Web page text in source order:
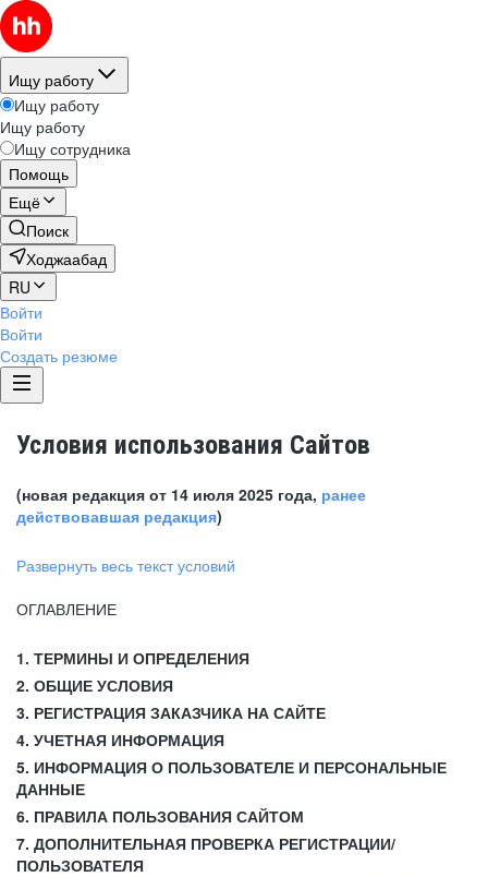
Ищу работу
Ищу работу
Ищу работу
Ищу сотрудника
Помощь
Ещё
Поиск
Ходжаабад
RU
Войти
Войти
Создать резюме
Условия использования Сайтов
(новая редакция от 14 июля 2025 года, ранее
действовавшая редакция)
Развернуть весь текст условий
ОГЛАВЛЕНИЕ
1. ТЕРМИНЫ И ОПРЕДЕЛЕНИЯ
2. ОБЩИЕ УСЛОВИЯ
3. РЕГИСТРАЦИЯ ЗАКАЗЧИКА НА САЙТЕ
4. УЧЕТНАЯ ИНФОРМАЦИЯ
5. ИНФОРМАЦИЯ О ПОЛЬЗОВАТЕЛЕ И ПЕРСОНАЛЬНЫЕ
ДАННЫЕ
6. ПРАВИЛА ПОЛЬЗОВАНИЯ САЙТОМ
7. ДОПОЛНИТЕЛЬНАЯ ПРОВЕРКА РЕГИСТРАЦИИ/
ПОЛЬЗОВАТЕЛЯ